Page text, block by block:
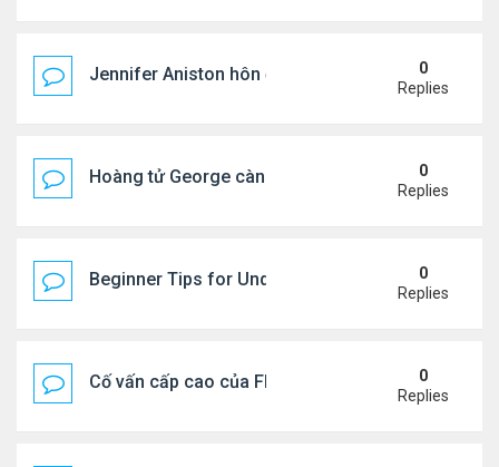
Jennifer Aniston hôn đắm đuối bạn trai trên du
0
Replies
Hoàng tử George càng lớn càng điển trai0
Replies
Beginner Tips for Understanding Diablo 4 Items
0
Replies
Cố vấn cấp cao của FIFA từ chức để phán đối
0
Replies